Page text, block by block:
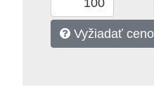
Vyžiadať